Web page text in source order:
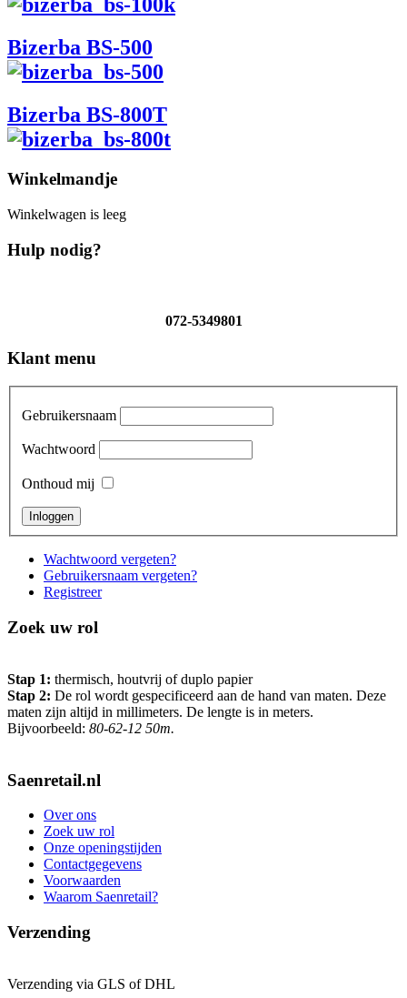
Bizerba BS-500
Bizerba BS-800T
Winkelmandje
Winkelwagen is leeg
Hulp nodig?
072-5349801
Klant menu
Gebruikersnaam
Wachtwoord
Onthoud mij
Wachtwoord vergeten?
Gebruikersnaam vergeten?
Registreer
Zoek uw rol
Stap 1: thermisch, houtvrij of duplo papier
Stap 2: De rol wordt gespecificeerd aan de hand van maten. Deze
maten zijn altijd in millimeters. De lengte is in meters.
Bijvoorbeeld: 80-62-12 50m.
Saenretail.nl
Over ons
Zoek uw rol
Onze openingstijden
Contactgegevens
Voorwaarden
Waarom Saenretail?
Verzending
Verzending via GLS of DHL